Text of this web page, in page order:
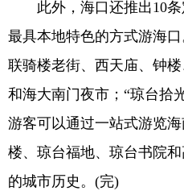
此外，海口还推出10条
最具本地特色的方式游海
联骑楼老街、西天庙、钟
和海大南门夜市；“琼台拾
游客可以通过一站式游览
楼、琼台福地、琼台书院
的城市历史。(完)